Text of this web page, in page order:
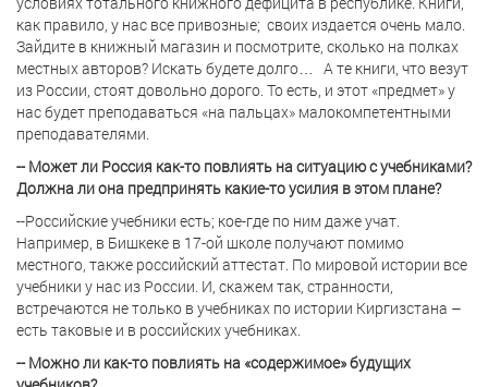
как правило, у нас все привозные; своих издается очень мало.
Зайдите в книжный магазин и посмотрите, сколько на полках
местных авторов? Искать будете долго… А те книги, что везут
из России, стоят довольно дорого. То есть, и этот «предмет» у
нас будет преподаваться «на пальцах» малокомпетентными
преподавателями.
-- Может ли Россия как-то повлиять на ситуацию с учебниками?
Должна ли она предпринять какие-то усилия в этом плане?
--Российские учебники есть; кое-где по ним даже учат.
Например, в Бишкеке в 17-ой школе получают помимо
местного, также российский аттестат. По мировой истории все
учебники у нас из России. И, скажем так, странности,
встречаются не только в учебниках по истории Киргизстана –
есть таковые и в российских учебниках.
-- Можно ли как-то повлиять на «содержимое» будущих